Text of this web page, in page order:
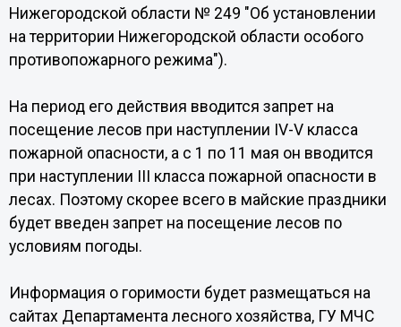
Нижегородской области № 249 "Об установлении
на территории Нижегородской области особого
противопожарного режима").
На период его действия вводится запрет на
посещение лесов при наступлении IV-V класса
пожарной опасности, а с 1 по 11 мая он вводится
при наступлении III класса пожарной опасности в
лесах. Поэтому скорее всего в майские праздники
будет введен запрет на посещение лесов по
условиям погоды.
Информация о горимости будет размещаться на
сайтах Департамента лесного хозяйства, ГУ МЧС